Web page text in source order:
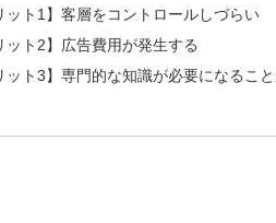
ット1】客層をコントロールしづらい
ット2】広告費用が発生する
ット3】専門的な知識が必要になるこ